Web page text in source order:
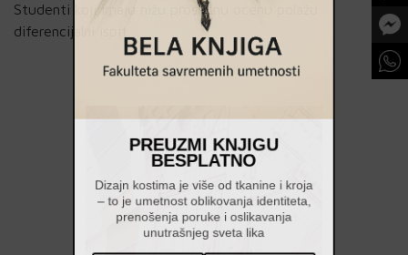
Studenti koji imaju nižu prosečnu ocenu polažu
diferencijalni ispit.
PREUZMI KNJIGU
BESPLATNO
Dizajn kostima je više od tkanine i kroja
– to je umetnost oblikovanja identiteta,
prenošenja poruke i oslikavanja
unutrašnjeg sveta lika